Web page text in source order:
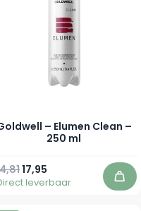
– Elumen Clean –
250 ml
Speciale prijs
17,95
prijs
leverbaar In